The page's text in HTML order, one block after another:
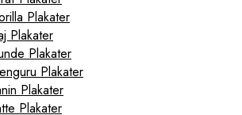
Plakater
Plakater
Plakater
Plakater
Plakater
Plakater